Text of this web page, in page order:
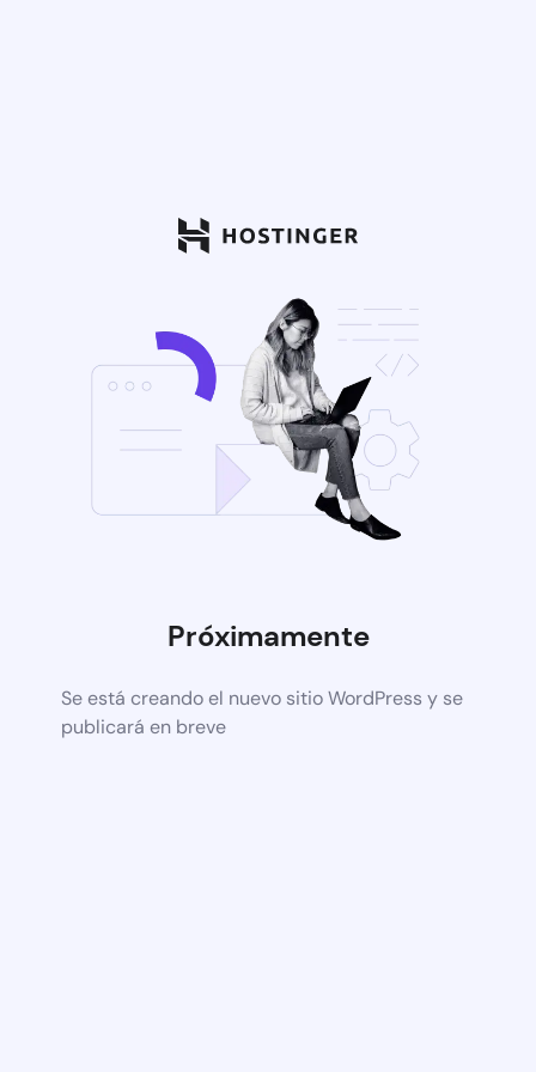
Próximamente
Se está creando el nuevo sitio WordPress y se
publicará en breve